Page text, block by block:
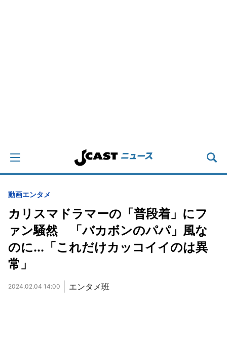
動画エンタメ
カリスマドラマーの「普段着」にフ
ァン騒然 「バカボンのパパ」風な
のに...「これだけカッコイイのは異
常」
2024.02.04 14:00 エンタメ班